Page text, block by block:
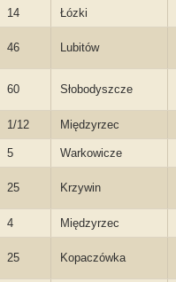
14 Łózki
46 Lubitów
60 Słobodyszcze
1/12 Międzyrzec
5 Warkowicze
25 Krzywin
4 Międzyrzec
25 Kopaczówka